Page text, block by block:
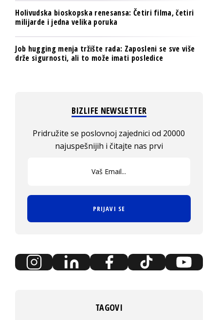
Holivudska bioskopska renesansa: Četiri filma, četiri
milijarde i jedna velika poruka
Job hugging menja tržište rada: Zaposleni se sve više
drže sigurnosti, ali to može imati posledice
BIZLIFE NEWSLETTER
Pridružite se poslovnoj zajednici od 20000
najuspešnijih i čitajte nas prvi
PRIJAVI SE
TAGOVI